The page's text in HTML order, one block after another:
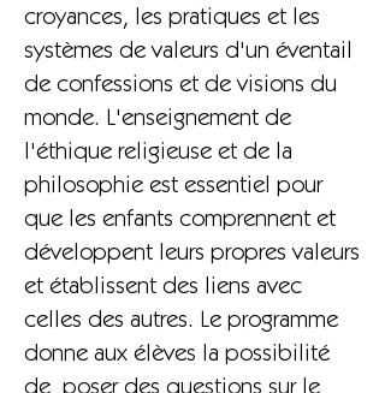
croyances, les pratiques et les
systèmes de valeurs d'un éventail
de confessions et de visions du
monde. L'enseignement de
l'éthique religieuse et de la
philosophie est essentiel pour
que les enfants comprennent et
développent leurs propres valeurs
et établissent des liens avec
celles des autres. Le programme
donne aux élèves la possibilité